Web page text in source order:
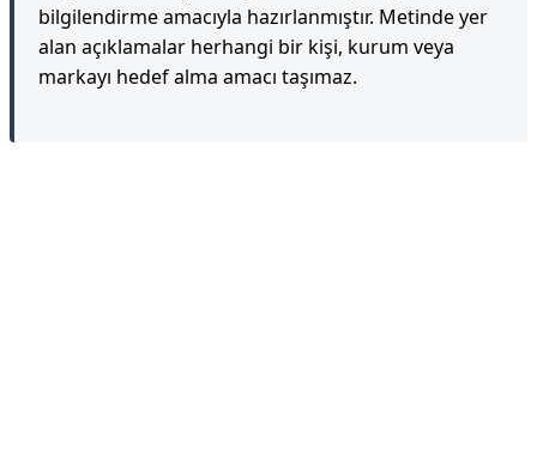
bilgilendirme amacıyla hazırlanmıştır. Metinde yer
alan açıklamalar herhangi bir kişi, kurum veya
markayı hedef alma amacı taşımaz.